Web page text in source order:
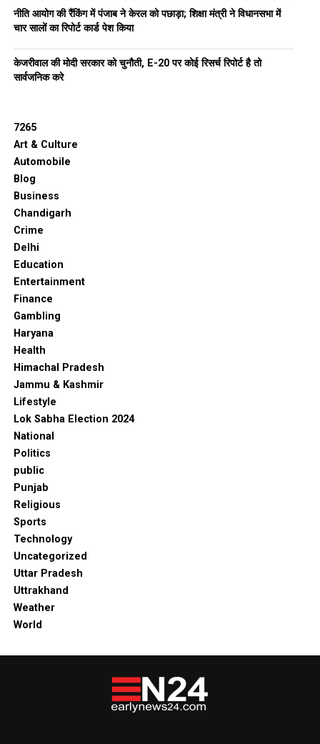
नीति आयोग की रैंकिंग में पंजाब ने केरल को पछाड़ा; शिक्षा मंत्री ने विधानसभा में
चार सालों का रिपोर्ट कार्ड पेश किया
केजरीवाल की मोदी सरकार को चुनौती, E-20 पर कोई रिसर्च रिपोर्ट है तो
सार्वजनिक करे
7265
Art & Culture
Automobile
Blog
Business
Chandigarh
Crime
Delhi
Education
Entertainment
Finance
Gambling
Haryana
Health
Himachal Pradesh
Jammu & Kashmir
Lifestyle
Lok Sabha Election 2024
National
Politics
public
Punjab
Religious
Sports
Technology
Uncategorized
Uttar Pradesh
Uttrakhand
Weather
World